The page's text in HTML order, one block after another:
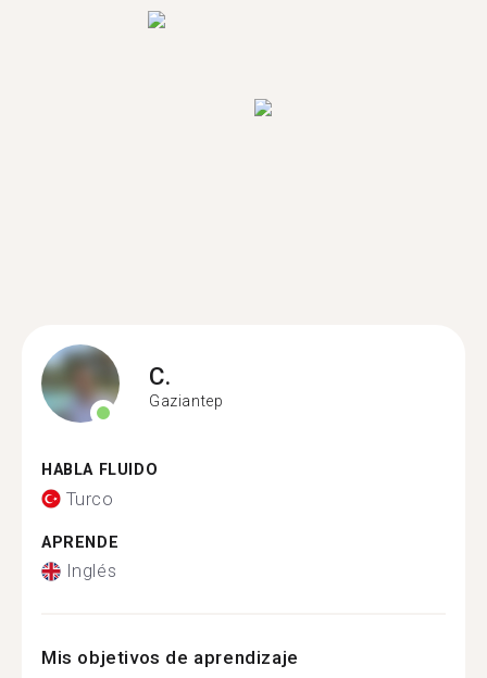
C.
Gaziantep
HABLA FLUIDO
Turco
APRENDE
Inglés
Mis objetivos de aprendizaje